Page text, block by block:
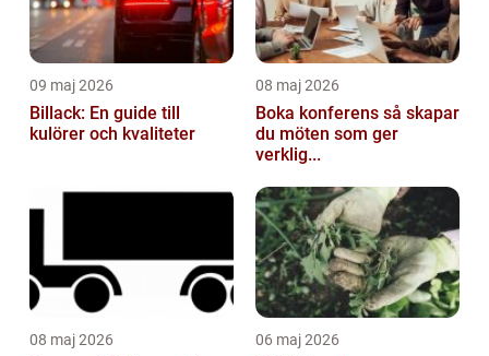
09 maj 2026
Billack: En guide till
kulörer och kvaliteter
08 maj 2026
Boka konferens så skapar
du möten som ger
verklig...
08 maj 2026 06 maj 2026